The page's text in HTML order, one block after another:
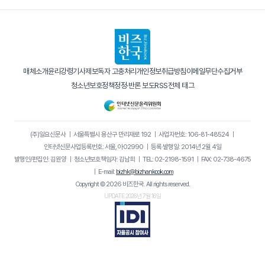
매체소개윤리강령기사제보독자 고충처리개인정보취급방침이메일무단수집거부
청소년보호정책정정·반론 보도RSS전체 태그
(주)일요신문사｜ 서울특별시 용산구 만리재로 192｜ 사업자번호: 106-81-48524｜
인터넷신문사업등록번호: 서울, 아02990 ｜ 등록·발행일: 2014년 2월 4일
발행인/편집인: 김원양｜ 청소년보호책임자: 김남희 ｜ TEL: 02-2198-1591 ｜ FAX: 02-738-4675
｜ E-mail: bizhk@bizhankook.com
Copyright © 2026 비즈한국. All rights reserved.
UPDATE 2026년 7월 16일